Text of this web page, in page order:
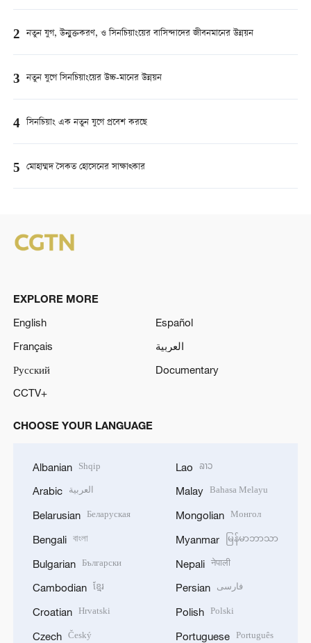
2 নতুন যুগ, উন্মুক্তকরণ, ও সিনচিয়াংয়ের বাসিন্দাদের জীবনমানের উন্নয়ন
3 নতুন যুগে সিনচিয়াংয়ের উচ্চ-মানের উন্নয়ন
4 সিনচিয়াং এক নতুন যুগে প্রবেশ করছে
5 মোহাম্মদ সৈকত হোসেনের সাক্ষাত্কার
EXPLORE MORE
English
Español
Français
العربية
Русский
Documentary
CCTV+
CHOOSE YOUR LANGUAGE
Albanian Shqip
Arabic العربية
Belarusian Беларуская
Bengali বাংলা
Bulgarian Български
Cambodian ខ្មែរ
Croatian Hrvatski
Czech Český
Lao ລາວ
Malay Bahasa Melayu
Mongolian Монгол
Myanmar မြန်မာဘာသာ
Nepali नेपाली
Persian فارسی
Polish Polski
Portuguese Português